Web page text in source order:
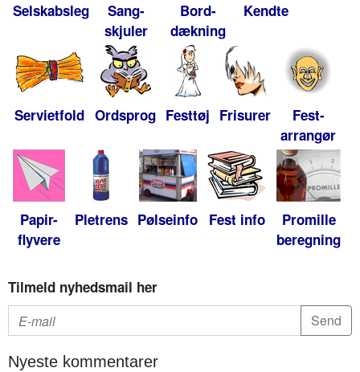
Selskabsleg
Sang-
skjuler
Bord-
dækning
Kendte
Servietfold Ordsprog Festtøj Frisurer
Fest-
arrangør
Papir-
flyvere
Pletrens Pølseinfo Fest info
Promille
beregning
Tilmeld nyhedsmail her
Nyeste kommentarer